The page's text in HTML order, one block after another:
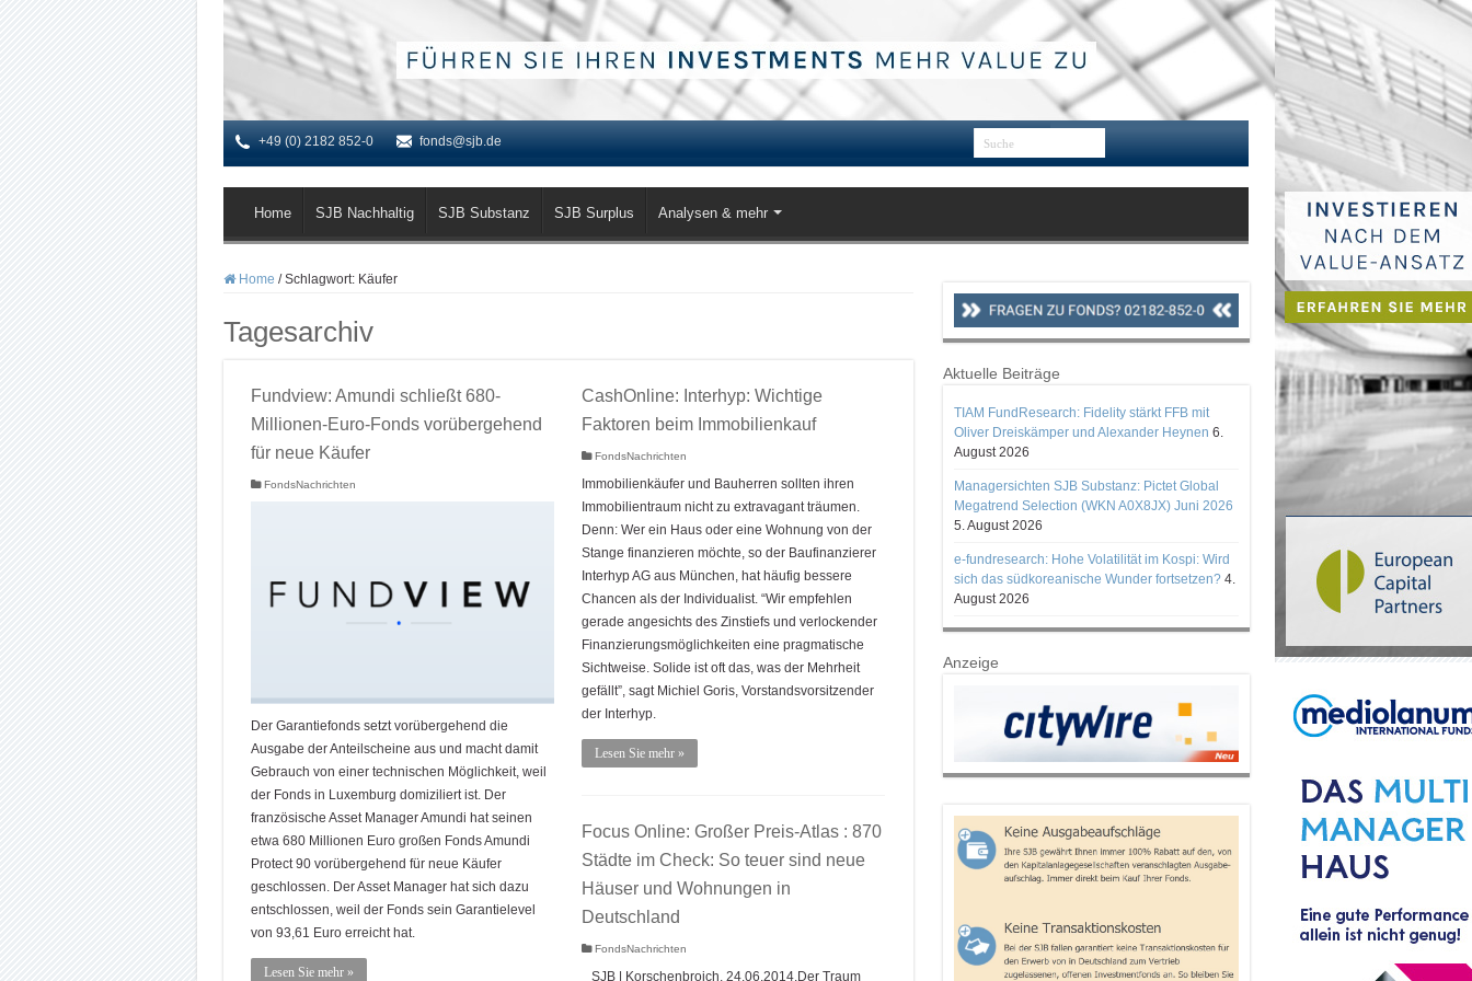
+49 (0) 2182 852-0 fonds@sjb.de
Home SJB Nachhaltig SJB Substanz SJB Surplus Analysen & mehr
Home / Schlagwort: Käufer
Tagesarchiv
Fundview: Amundi schließt 680-
Millionen-Euro-Fonds vorübergehend
für neue Käufer
FondsNachrichten
Der Garantiefonds setzt vorübergehend die
Ausgabe der Anteilscheine aus und macht damit
Gebrauch von einer technischen Möglichkeit, weil
der Fonds in Luxemburg domiziliert ist. Der
französische Asset Manager Amundi hat seinen
etwa 680 Millionen Euro großen Fonds Amundi
Protect 90 vorübergehend für neue Käufer
geschlossen. Der Asset Manager hat sich dazu
entschlossen, weil der Fonds sein Garantielevel
von 93,61 Euro erreicht hat.
Lesen Sie mehr »
CashOnline: Interhyp: Wichtige
Faktoren beim Immobilienkauf
FondsNachrichten
Immobilienkäufer und Bauherren sollten ihren
Immobilientraum nicht zu extravagant träumen.
Denn: Wer ein Haus oder eine Wohnung von der
Stange finanzieren möchte, so der Baufinanzierer
Interhyp AG aus München, hat häufig bessere
Chancen als der Individualist. “Wir empfehlen
gerade angesichts des Zinstiefs und verlockender
Finanzierungsmöglichkeiten eine pragmatische
Sichtweise. Solide ist oft das, was der Mehrheit
gefällt”, sagt Michiel Goris, Vorstandsvorsitzender
der Interhyp.
Lesen Sie mehr »
Focus Online: Großer Preis-Atlas : 870
Städte im Check: So teuer sind neue
Häuser und Wohnungen in
Deutschland
FondsNachrichten
SJB | Korschenbroich, 24.06.2014.Der Traum
Aktuelle Beiträge
TIAM FundResearch: Fidelity stärkt FFB mit
Oliver Dreiskämper und Alexander Heynen 6.
August 2026
Managersichten SJB Substanz: Pictet Global
Megatrend Selection (WKN A0X8JX) Juni 2026
5. August 2026
e-fundresearch: Hohe Volatilität im Kospi: Wird
sich das südkoreanische Wunder fortsetzen? 4.
August 2026
Anzeige